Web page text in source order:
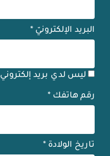
البريد الإلكترونيّ *
ليس لدي بريد إلكتروني
رقم هاتفك *
تاريخ الولادة *